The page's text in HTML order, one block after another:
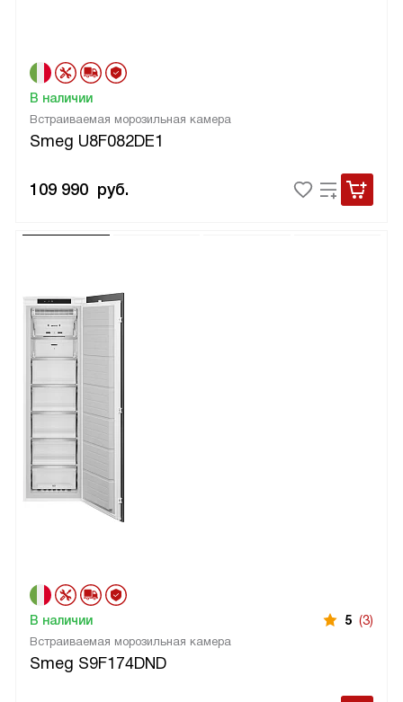
Встраиваемая морозильная камера
Smeg U8F082DE1
В наличии
109 990 руб.
Встраиваемая морозильная камера
Smeg S9F174DND
В наличии 5 (3)